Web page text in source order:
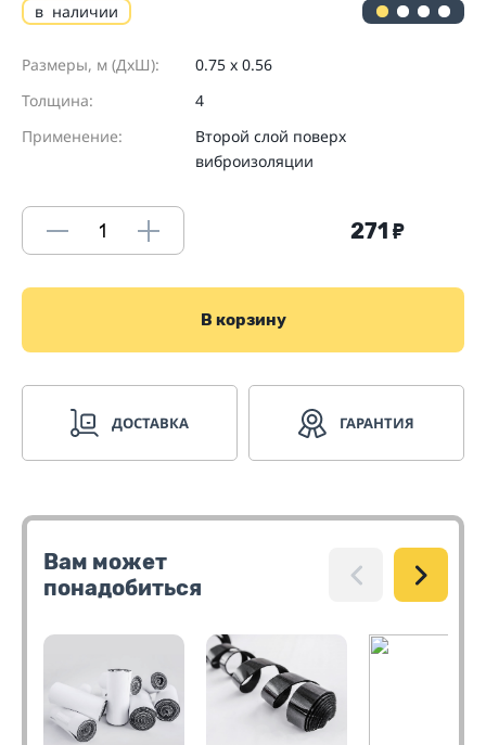
в наличии
Размеры, м (ДхШ):
0.75 х 0.56
Толщина:
4
Применение:
Второй слой поверх
виброизоляции
271 ₽
В корзину
ДОСТАВКА ГАРАНТИЯ
Вам может
понадобиться